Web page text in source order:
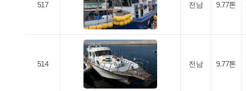
517 전남 9.77톤
514 전남 9.77톤